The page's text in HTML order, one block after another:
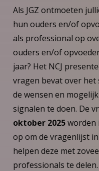
Als JGZ ontmoeten
hun ouders en/of
als professional op
ouders en/of
jaar? Het NCJ
vragen bevat over
de wensen en
signalen te doen. De
oktober 2025worden
op om de vragenlijst
helpen deze met
professionals te delen.